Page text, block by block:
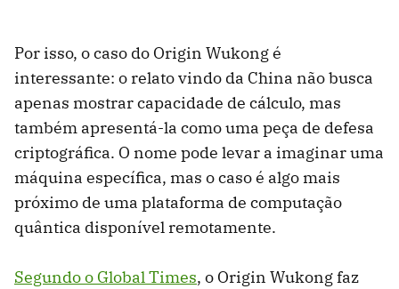
Por isso, o caso do Origin Wukong é
interessante: o relato vindo da China não busca
apenas mostrar capacidade de cálculo, mas
também apresentá-la como uma peça de defesa
criptográfica. O nome pode levar a imaginar uma
máquina específica, mas o caso é algo mais
próximo de uma plataforma de computação
quântica disponível remotamente.
Segundo o Global Times, o Origin Wukong faz